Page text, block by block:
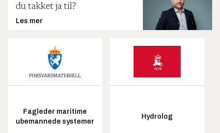
du takket ja til?
Les mer
Fagleder maritime
ubemannede systemer
Hydrolog